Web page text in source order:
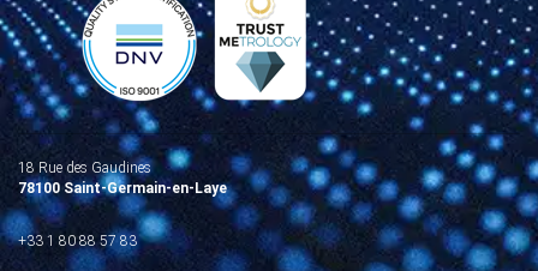
18 Rue des Gaudines
78100 Saint-Germain-en-Laye
+33 1 80 88 57 83